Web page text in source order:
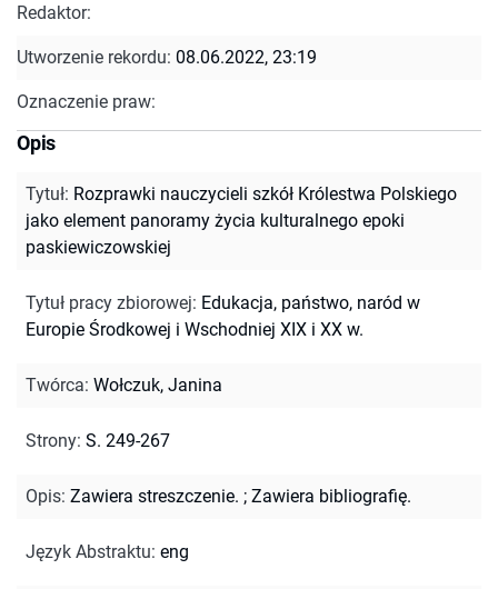
Redaktor:
Utworzenie rekordu: 08.06.2022, 23:19
Oznaczenie praw:
Opis
Tytuł: Rozprawki nauczycieli szkół Królestwa Polskiego
jako element panoramy życia kulturalnego epoki
paskiewiczowskiej
Tytuł pracy zbiorowej: Edukacja, państwo, naród w
Europie Środkowej i Wschodniej XIX i XX w.
Twórca: Wołczuk, Janina
Strony: S. 249-267
Opis: Zawiera streszczenie. ; Zawiera bibliografię.
Język Abstraktu: eng